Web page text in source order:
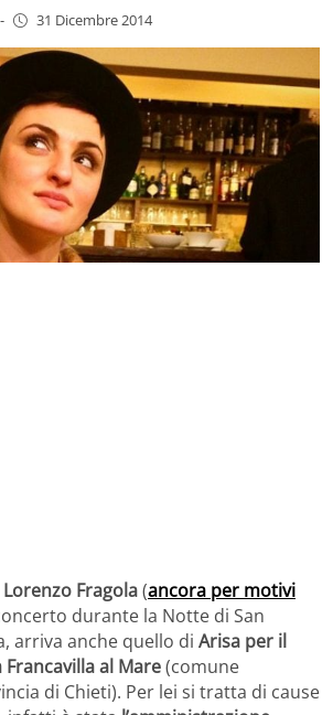
- 31 Dicembre 2014
Lorenzo Fragola(ancora per motivi
durante la Notte di San
arriva anche quello di Arisa per il
al Mare(comune
di Chieti). Per lei si tratta di cause